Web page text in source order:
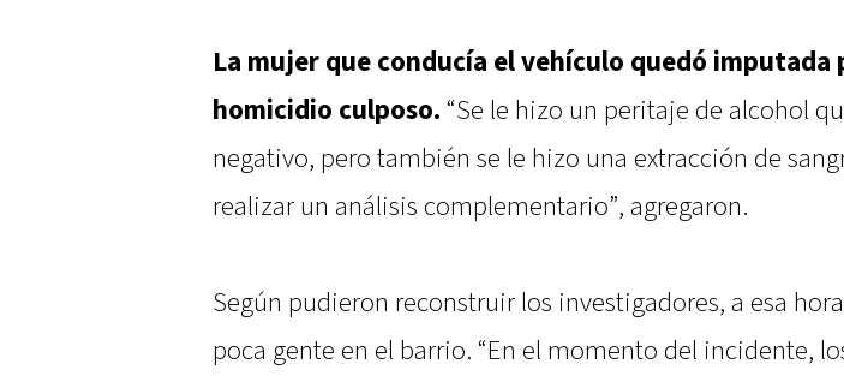
La mujer que conducía el vehículo quedó imputada
homicidio culposo. “Se le hizo un peritaje de alcohol
negativo, pero también se le hizo una extracción de
realizar un análisis complementario”, agregaron.
Según pudieron reconstruir los investigadores, a esa
poca gente en el barrio. “En el momento del incidente,